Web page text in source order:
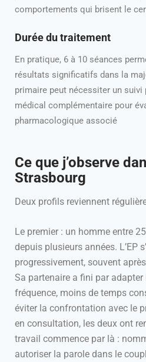
comportements qui brisent le
Durée du traitement
En pratique, 6 à 10 séances
résultats significatifs dans la
primaire peut nécessiter un suivi
médical complémentaire pour
pharmacologique associé
Ce que j’observe
Strasbourg
Deux profils reviennent
Le premier : un homme entre
depuis plusieurs années. L’EP
progressivement, souvent
Sa partenaire a fini par
fréquence, moins de temps
éviter la confrontation avec le
en consultation, les deux ont
travail commence par là :
autoriser la parole dans le